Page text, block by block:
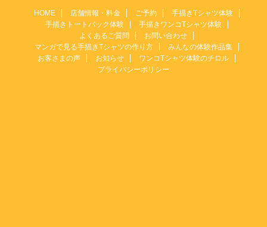
HOME 店舗情報・料金 ご予約
手描きTシャツ体験
手描きトートバック体験
手描きワンコTシャツ体験
よくあるご質問
お問い合わせ
マンガで見る手描きTシャツの作り方
みんなの体験作品集
お客さまの声
お知らせ
ワンコTシャツ体験のチロル
プライバシーポリシー